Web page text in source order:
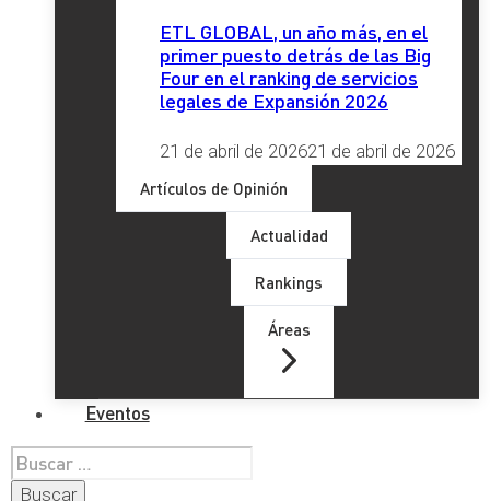
ETL GLOBAL, un año más, en el
primer puesto detrás de las Big
Four en el ranking de servicios
legales de Expansión 2026
21 de abril de 202621 de abril de 2026
Artículos de Opinión
Actualidad
Rankings
Áreas
Eventos
Buscar: